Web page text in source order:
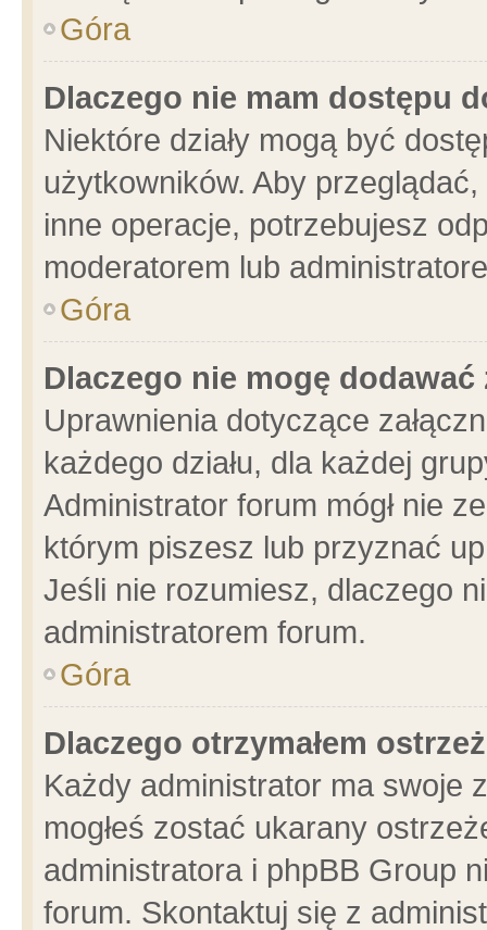
Góra
Dlaczego nie mam dostępu
Niektóre działy mogą być
użytkowników. Aby
inne operacje, potrzebujesz
moderatorem lub
Góra
Dlaczego nie mogę dodawać
Uprawnienia dotyczące
każdego działu, dla każdej
Administrator forum mógł nie
którym piszesz lub przyznać
Jeśli nie rozumiesz, dlaczego
administratorem forum.
Góra
Dlaczego otrzymałem
Każdy administrator ma swoje
mogłeś zostać ukarany
administratora i phpBB Group
forum. Skontaktuj się z